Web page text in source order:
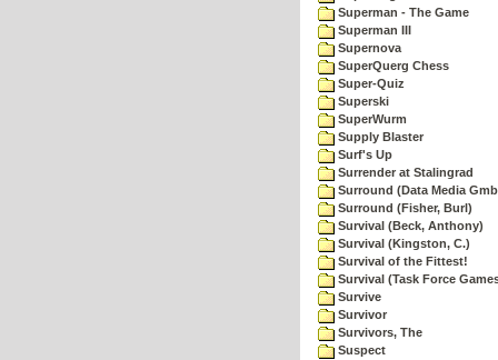
Superman - The Game
Superman III
Supernova
SuperQuerg Chess
Super-Quiz
Superski
SuperWurm
Supply Blaster
Surf's Up
Surrender at Stalingrad
Surround (Data Media
Surround (Fisher, Burl)
Survival (Beck, Anthony)
Survival (Kingston, C.)
Survival of the Fittest!
Survival (Task Force
Survive
Survivor
Survivors, The
Suspect